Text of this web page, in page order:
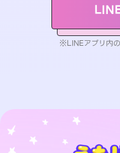
※LINEアプリ内